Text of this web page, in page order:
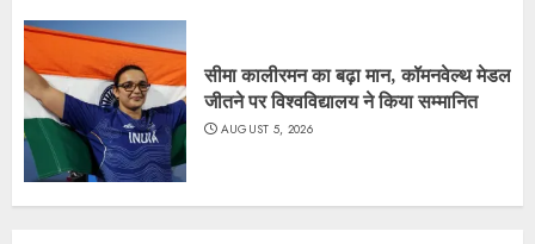
सीमा कालीरमन का बढ़ा मान, कॉमनवेल्थ मेडल
जीतने पर विश्वविद्यालय ने किया सम्मानित
AUGUST 5, 2026